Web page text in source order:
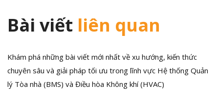
Bài viết liên quan
Khám phá những bài viết mới nhất về xu hướng, kiến thức
chuyên sâu và giải pháp tối ưu trong lĩnh vực Hệ thống Quản
lý Tòa nhà (BMS) và Điều hòa Không khí (HVAC)